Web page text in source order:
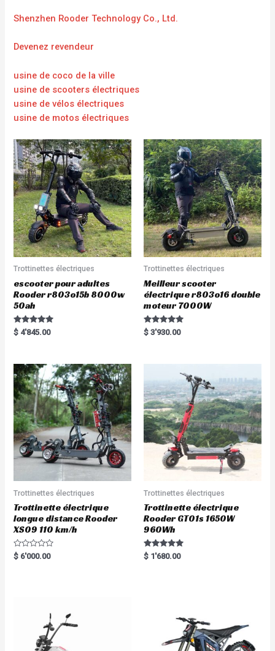
Shenzhen Rooder Technology Co., Ltd.
Devenez revendeur
usine de coco de la ville
usine de scooters électriques
usine de vélos électriques
usine de motos électriques
Trottinettes électriques
escooter pour adultes
Rooder r803o15b 8000w
50ah
Rated
5.00
$ 4'845.00
Trottinettes électriques
Meilleur scooter
électrique r803o16 double
moteur 7000W
Rated
5.00
$ 3'930.00
Trottinettes électriques
Trottinette électrique
longue distance Rooder
XS09 110 km/h
R
a
$ 6'000.00
Trottinettes électriques
Trottinette électrique
Rooder GT01s 1650W
960Wh
Rated
5.00
$ 1'680.00